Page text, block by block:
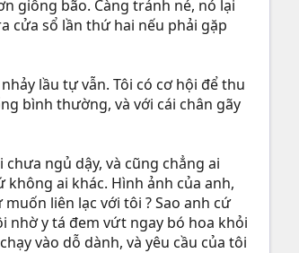
giông bão. Càng tránh né, nó lại
cửa sổ lần thứ hai nếu phải gặp
lầu tự vẫn. Tôi có cơ hội để thu
bình thường, và với cái chân gãy
ngủ dậy, và cũng chẳng ai
ai khác. Hình ảnh của anh,
liên lạc với tôi ? Sao anh cứ
nhờ y tá đem vứt ngay bó hoa khỏi
vào dỗ dành, và yêu cầu của tôi